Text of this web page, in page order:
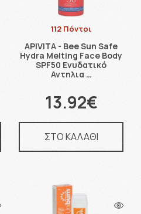
112 Πόντοι
APIVITA - Bee Sun Safe
Hydra Melting Face Body
SPF50 Ενυδατικό
Αντηλια …
13.92€
ΣΤΟ ΚΑΛΑΘΙ